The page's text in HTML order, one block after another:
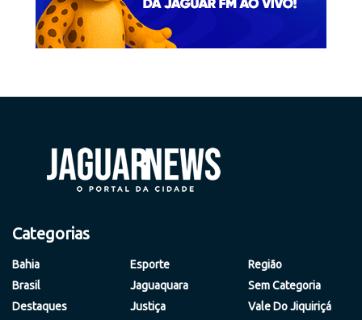
Categorias
Bahia
Brasil
Destaques
Esporte
Jaguaquara
Justiça
Região
Sem Categoria
Vale Do Jiquiriçá